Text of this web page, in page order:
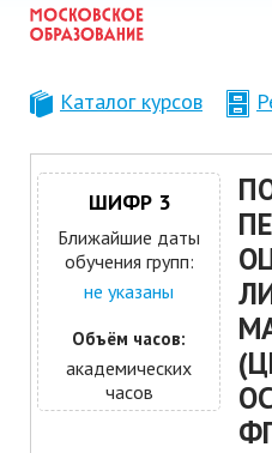
Каталог курсов
ШИФР 3
Ближайшие даты
обучения групп:
не указаны
Объём часов:
академических
часов